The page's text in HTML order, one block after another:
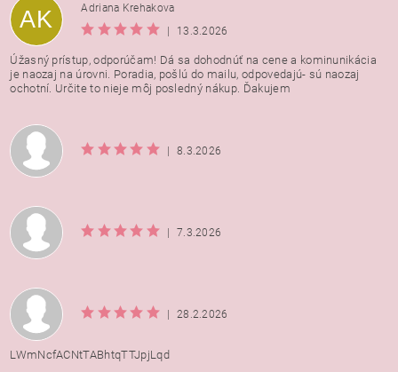
AK
Adriana Krehakova
13.3.2026
Úžasný prístup, odporúčam! Dá sa dohodnúť na cene a kominunikácia
je naozaj na úrovni. Poradia, pošlú do mailu, odpovedajú- sú naozaj
ochotní. Určite to nieje môj posledný nákup. Ďakujem
8.3.2026
7.3.2026
28.2.2026
LWmNcfACNtTABhtqTTJpjLqd